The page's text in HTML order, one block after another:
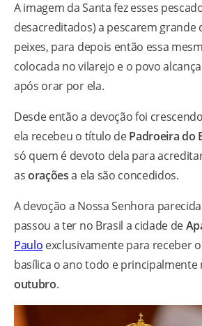
A imagem da Santa fez esses
desacreditados) a pescarem grande
peixes, para depois então essa
colocada no vilarejo e o povo
após orar por ela.
Desde então a devoção foi
ela recebeu o título dePadroeira do
só quem é devoto dela para
asoraçõesa ela são concedidos.
A devoção a Nossa Senhora
passou a ter no Brasil a cidade de
Paulo exclusivamente para receber
basílica o ano todo e principalmente
outubro.